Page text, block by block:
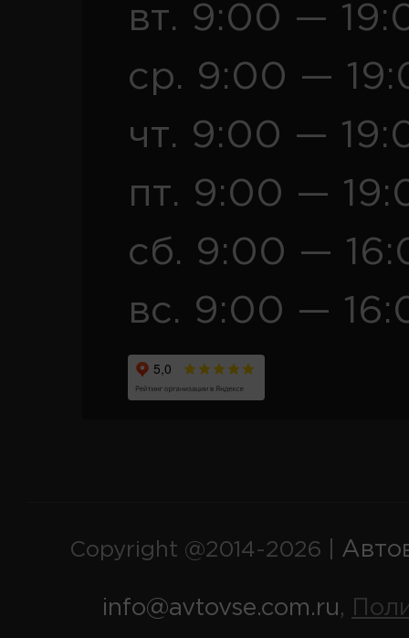
вт. 9:00 —
ср. 9:00 —
чт. 9:00 —
пт. 9:00 —
сб. 9:00 —
вс. 9:00 —
Copyright @2014-2026 |
info@avtovse.com.ru,